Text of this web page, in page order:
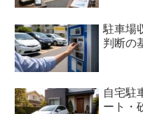
駐車場
判断の
自宅駐
ート・